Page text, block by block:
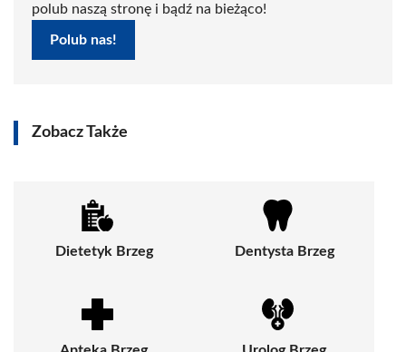
polub naszą stronę i bądź na bieżąco!
Polub nas!
Zobacz Także
Dietetyk Brzeg Dentysta Brzeg